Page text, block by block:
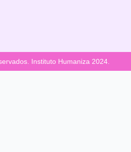
Instituto Humaniza 2024.